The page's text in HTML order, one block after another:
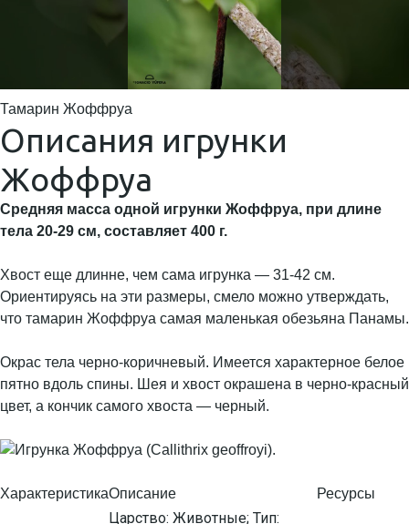
Тамарин Жоффруа
Описания игрунки
Жоффруа
Средняя масса одной игрунки Жоффруа, при длине
тела 20-29 см, составляет 400 г.
Хвост еще длинне, чем сама игрунка — 31-42 см.
Ориентируясь на эти размеры, смело можно утверждать,
что тамарин Жоффруа самая маленькая обезьяна Панамы.
Окрас тела черно-коричневый. Имеется характерное белое
пятно вдоль спины. Шея и хвост окрашена в черно-красный
цвет, а кончик самого хвоста — черный.
ХарактеристикаОписание Ресурсы
Царство: Животные; Тип: